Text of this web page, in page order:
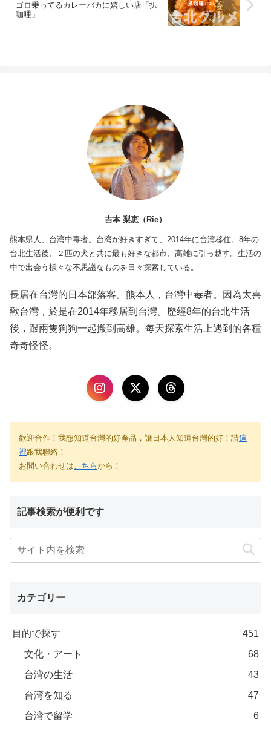
ゴロ乗ってるカレーバカに嬉しい店「扒
咖哩」
吉本 梨恵（Rie）
熊本県人、台湾中毒者。台湾が好きすぎて、2014年に台湾移住。8年の
台北生活後、２匹の犬と共に最も好きな都市、高雄に引っ越す。生活の
中で出会う様々な不思議なものを日々探索している。
長居在台灣的日本部落客。熊本人，台灣中毒者。因為太喜
歡台灣，於是在2014年移居到台灣。歷經8年的台北生活
後，跟兩隻狗狗一起搬到高雄。每天探索生活上遇到的各種
奇奇怪怪。
歡迎合作！我想知道台灣的好產品，讓日本人知道台灣的好！請這
裡跟我聯絡！
お問い合わせは こちらから！
記事検索が便利です
カテゴリー
目的で探す
451
文化・アート
68
台湾の生活
43
台湾を知る
47
台湾で留学
6